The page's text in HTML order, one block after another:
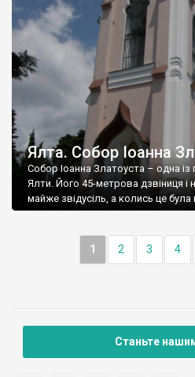
Ялта. Собор Іоанна
Собор Іоанна Златоуста – одна
Ялти. Його 45-метрова дзвіниця і
майже звідусіль, а колись це
1 2 3 4
Станьте